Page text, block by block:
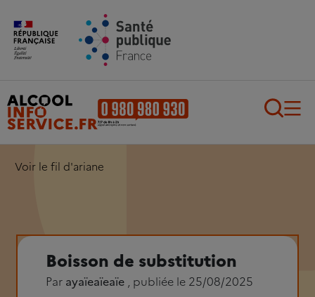
Aller au contenu principal
Voir le fil d'ariane
Boisson de substitution
Par ayaïeaïeaïe , publiée le 25/08/2025